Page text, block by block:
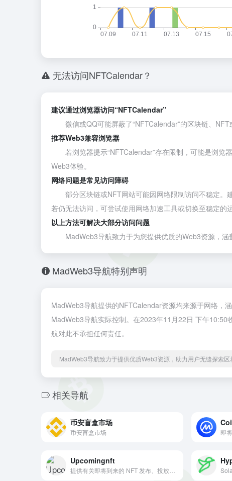
无法访问NFTCalendar？
建议通过浏览器访问“NFTCalendar”
微信或QQ可能屏蔽了“NFTCalendar”的区块链、NFT
推荐Web3兼容浏览器
若浏览器提示“NFTCalendar”存在限制，可能是浏览
Web3体验。
网络问题是常见访问障碍
部分区块链或NFT网站可能因网络限制访问不稳定。建
若仍无法访问，可尝试使用网络加速工具或切换至稳定的
以上方法可解决大部分访问问题
MadWeb3导航致力于为您提供优质的Web3资源，涵
MadWeb3导航特别声明
MadWeb3导航提供的NFTCalendar资源均来源于网络，
MadWeb3导航实际控制。在2023年11月22日 下午
航对此不承担任何责任。
MadWeb3导航致力于提供优质Web3资源，助力用户无缝探索区
相关导航
币安盲盒市场
币安盲盒市场 即
Upcomingnft
提供有关即将到来的 NFT 发布、投放、活动、拍卖、赠品等的信息。